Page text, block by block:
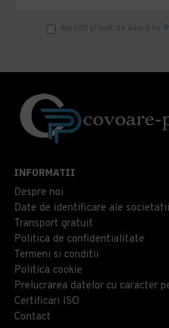
Am citit şi sunt de acord cu
INFORMATII
Despre noi
Date de identificare ale societatii
Transport gratuit
Politica de confidentialitate
Termeni si conditii
Politica cookie
Prelucrarea datelor cu caracter
Certificari ISO
Contact